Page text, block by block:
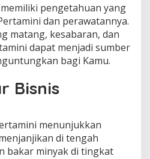
pengetahuan yang
dan perawatannya.
matang, kesabaran, dan
dapat menjadi sumber
bagi Kamu.
Bisnis
menunjukkan
di tengah
bakar minyak di tingkat